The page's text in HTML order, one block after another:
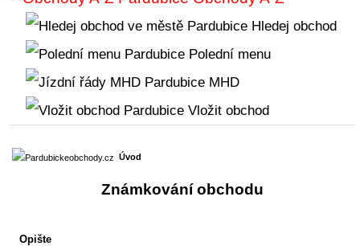
Hledej obchod
Polední menu
MHD
Vložit obchod
Úvod
Známkování obchodu
Opište